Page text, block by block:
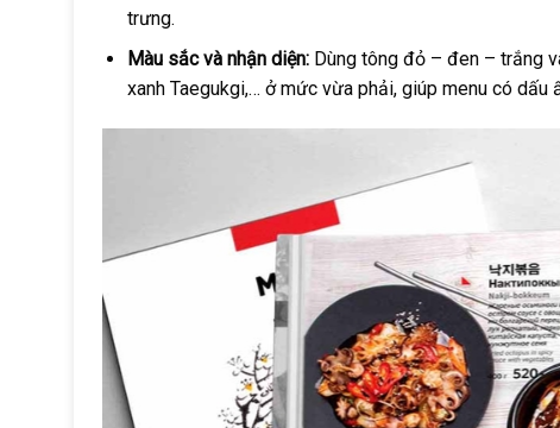
trưng.
Màu sắc và nhận diện: Dùng tông đỏ – đen – trắng
xanh Taegukgi,… ở mức vừa phải, giúp menu có dấu